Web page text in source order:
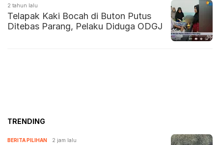
2 tahun lalu
Telapak Kaki Bocah di Buton Putus
Ditebas Parang, Pelaku Diduga ODGJ
TRENDING
BERITA PILIHAN 2 jam lalu